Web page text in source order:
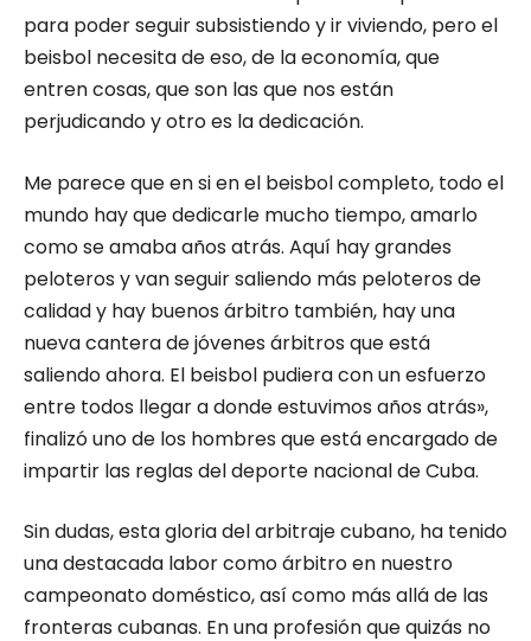
para poder seguir subsistiendo y ir viviendo, pero el
beisbol necesita de eso, de la economía, que
entren cosas, que son las que nos están
perjudicando y otro es la dedicación.
Me parece que en si en el beisbol completo, todo el
mundo hay que dedicarle mucho tiempo, amarlo
como se amaba años atrás. Aquí hay grandes
peloteros y van seguir saliendo más peloteros de
calidad y hay buenos árbitro también, hay una
nueva cantera de jóvenes árbitros que está
saliendo ahora. El beisbol pudiera con un esfuerzo
entre todos llegar a donde estuvimos años atrás»,
finalizó uno de los hombres que está encargado de
impartir las reglas del deporte nacional de Cuba.
Sin dudas, esta gloria del arbitraje cubano, ha tenido
una destacada labor como árbitro en nuestro
campeonato doméstico, así como más allá de las
fronteras cubanas. En una profesión que quizás no